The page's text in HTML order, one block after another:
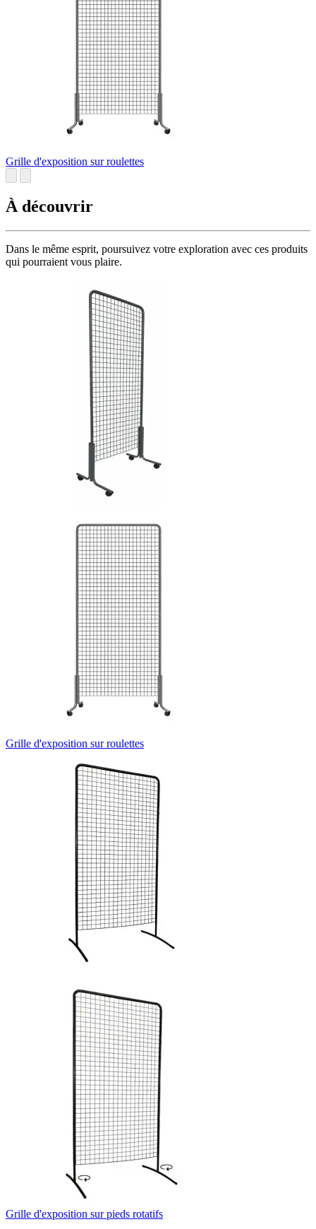
Grille d'exposition sur roulettes
À découvrir
Dans le même esprit, poursuivez votre exploration avec ces produits
qui pourraient vous plaire.
Grille d'exposition sur roulettes
Grille d'exposition sur pieds rotatifs